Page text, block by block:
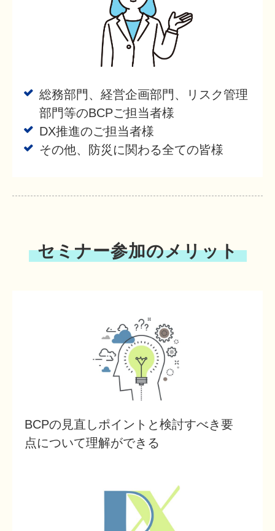
総務部門、経営企画部門、リスク管理
部門等のBCPご担当者様
DX推進のご担当者様
その他、防災に関わる全ての皆様
セミナー参加のメリット
BCPの見直しポイントと検討すべき要
点について理解ができる